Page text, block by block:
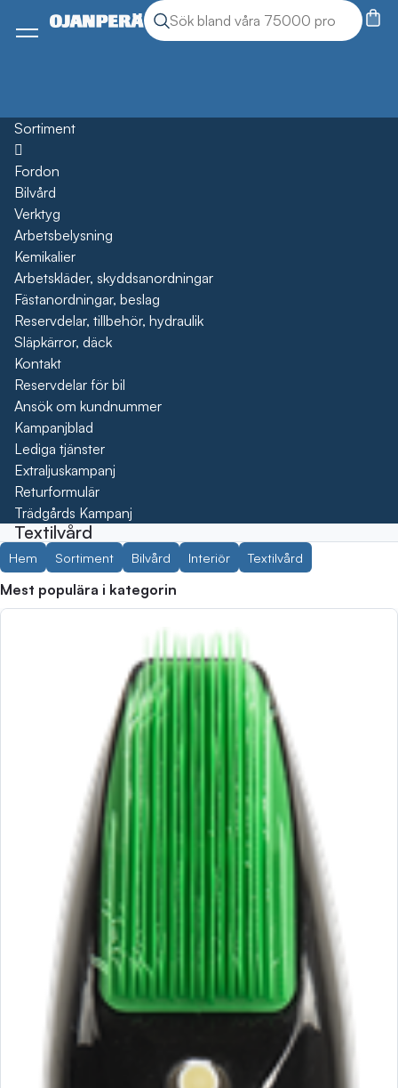
Sök produkter
Sök
Meny
Sortiment
Öppna
Fordon
Bilvård
Verktyg
Arbetsbelysning
Kemikalier
Arbetskläder, skyddsanordningar
Fästanordningar, beslag
Reservdelar, tillbehör, hydraulik
Släpkärror, däck
Kontakt
Reservdelar för bil
Ansök om kundnummer
Kampanjblad
Lediga tjänster
Extraljuskampanj
Returformulär
Trädgårds Kampanj
Textilvård
Hem Sortiment Bilvård Interiör Textilvård
Mest populära i kategorin